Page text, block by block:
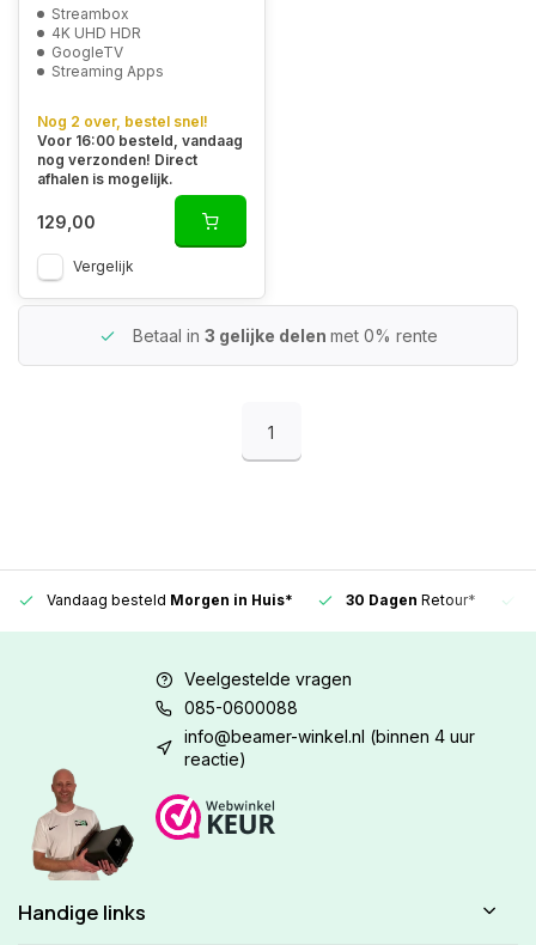
Streambox
4K UHD HDR
GoogleTV
Streaming Apps
Nog 2 over, bestel snel!
Voor 16:00 besteld, vandaag
nog verzonden! Direct
afhalen is mogelijk.
129,00
Vergelijk
Betaal in 3 gelijke delen met 0% rente
1
Vandaag besteld Morgen in Huis* 30 Dagen Retour*
Veelgestelde vragen
085-0600088
info@beamer-winkel.nl (binnen 4 uur
reactie)
Handige links